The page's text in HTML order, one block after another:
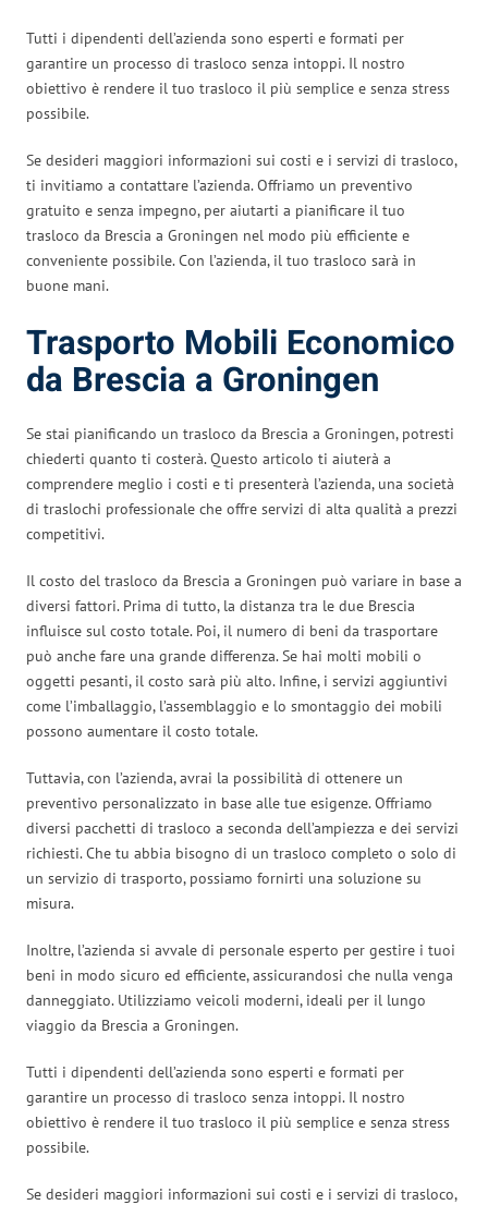
Tutti i dipendenti dell’azienda sono esperti e formati per
garantire un processo di trasloco senza intoppi. Il nostro
obiettivo è rendere il tuo trasloco il più semplice e senza stress
possibile.
Se desideri maggiori informazioni sui costi e i servizi di trasloco,
ti invitiamo a contattare l’azienda. Offriamo un preventivo
gratuito e senza impegno, per aiutarti a pianificare il tuo
trasloco da Brescia a Groningen nel modo più efficiente e
conveniente possibile. Con l’azienda, il tuo trasloco sarà in
buone mani.
Trasporto Mobili Economico
da Brescia a Groningen
Se stai pianificando un trasloco da Brescia a Groningen, potresti
chiederti quanto ti costerà. Questo articolo ti aiuterà a
comprendere meglio i costi e ti presenterà l’azienda, una società
di traslochi professionale che offre servizi di alta qualità a prezzi
competitivi.
Il costo del trasloco da Brescia a Groningen può variare in base a
diversi fattori. Prima di tutto, la distanza tra le due Brescia
influisce sul costo totale. Poi, il numero di beni da trasportare
può anche fare una grande differenza. Se hai molti mobili o
oggetti pesanti, il costo sarà più alto. Infine, i servizi aggiuntivi
come l’imballaggio, l’assemblaggio e lo smontaggio dei mobili
possono aumentare il costo totale.
Tuttavia, con l’azienda, avrai la possibilità di ottenere un
preventivo personalizzato in base alle tue esigenze. Offriamo
diversi pacchetti di trasloco a seconda dell’ampiezza e dei servizi
richiesti. Che tu abbia bisogno di un trasloco completo o solo di
un servizio di trasporto, possiamo fornirti una soluzione su
misura.
Inoltre, l’azienda si avvale di personale esperto per gestire i tuoi
beni in modo sicuro ed efficiente, assicurandosi che nulla venga
danneggiato. Utilizziamo veicoli moderni, ideali per il lungo
viaggio da Brescia a Groningen.
Tutti i dipendenti dell’azienda sono esperti e formati per
garantire un processo di trasloco senza intoppi. Il nostro
obiettivo è rendere il tuo trasloco il più semplice e senza stress
possibile.
Se desideri maggiori informazioni sui costi e i servizi di trasloco,